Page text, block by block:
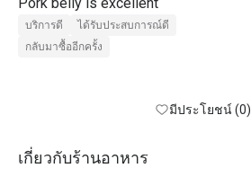
บริการดี
ได้รับประสบการณ์ดี
กลับมาซื้ออีกครั้ง
มีประโยชน์ (0)
เกี่ยวกับร้านอาหาร